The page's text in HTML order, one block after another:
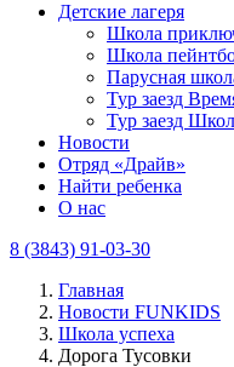
Детские лагеря
Школа
Школа
Парусная
Тур заезд
Тур заезд
Новости
Отряд «Драйв»
Найти ребенка
О нас
8 (3843) 91-03-30
Главная
Новости FUNKIDS
Школа успеха
Дорога Тусовки